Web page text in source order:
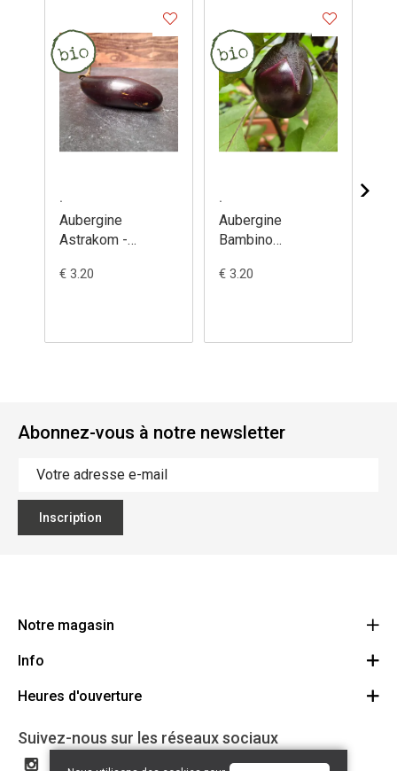
.
Aubergine
Astrakom -
melongena
€ 3.20
.
Aubergine
Bambino
Solanum
€ 3.20
Abonnez-vous à notre newsletter
Inscription
Notre magasin
Ecoflora
1500 Halle
32(0)2.361.77.61
BE 0886.319.484
Info
Offres d'emploi
Partenaires
Heures d'ouverture
Lundi: Fermé
Mardi: 09:00 - 17:00
Suivez-nous sur les réseaux sociaux